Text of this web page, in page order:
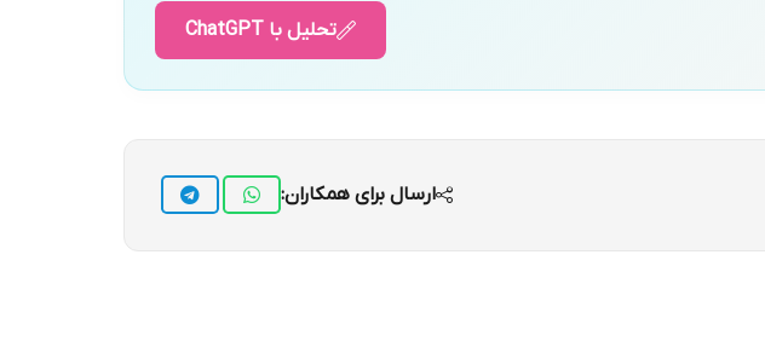
تحلیل با ChatGPT
ارسال برای همکاران: